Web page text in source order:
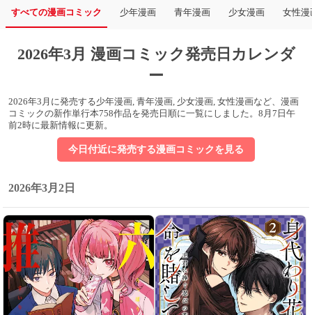
すべての漫画コミック 少年漫画 青年漫画 少女漫画 女性漫
2026年3月 漫画コミック発売日カレンダ
ー
2026年3月に発売する少年漫画, 青年漫画, 少女漫画, 女性漫画など、漫画
コミックの新作単行本758作品を発売日順に一覧にしました。 8月7日午
前2時に最新情報に更新。
今日付近に発売する漫画コミックを見る
2026年3月2日